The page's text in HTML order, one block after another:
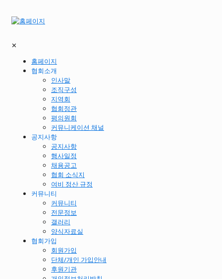
✕
홈페이지
협회소개
인사말
조직구성
지역회
협회정관
평의원회
커뮤니케이션 채널
공지사항
공지사항
행사일정
채용공고
협회 소식지
여비 정산 규정
커뮤니티
커뮤니티
전문정보
갤러리
양식자료실
협회가입
회원가입
단체/개인 가입안내
후원기관